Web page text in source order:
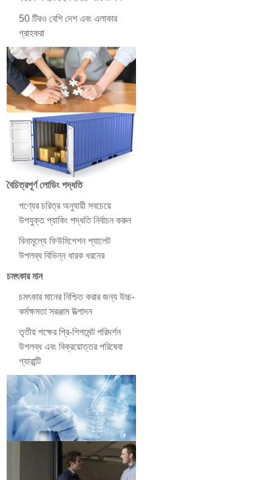
50 টিরও বেশি দেশ এবং এলাকার
গ্রাহকরা
বৈচিত্রপূর্ণ লোডিং পদ্ধতি
পণ্যের চরিত্র অনুযায়ী সবচেয়ে
উপযুক্ত প্যাকিং পদ্ধতি নির্বাচন করুন
বিনামূল্যে ফিউমিগেশন প্যালেট
উপলব্ধ বিভিন্ন ধারক ধরনের
চমৎকার মান
চমৎকার মানের নিশ্চিত করার জন্য উচ্চ-
কর্মক্ষমতা সরঞ্জাম উত্পাদন
তৃতীয় পক্ষের প্রি-শিপমেন্ট পরিদর্শন
উপলব্ধ এবং বিক্রয়োত্তর পরিষেবা
গ্যারান্টি